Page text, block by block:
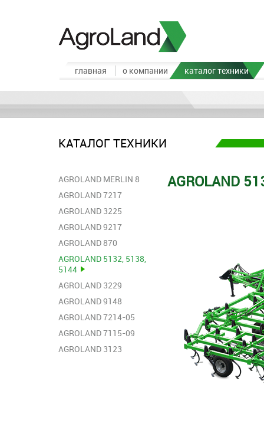
главная о компании каталог техники
КАТАЛОГ ТЕХНИКИ
AGROLAND MERLIN 8
AGROLAND 7217
AGROLAND 3225
АGROLAND 9217
AGROLAND 870
AGROLAND 5132, 5138,
5144
AGROLAND 3229
AGROLAND 9148
AGROLAND 7214-05
AGROLAND 7115-09
AGROLAND 3123
AGROLAND